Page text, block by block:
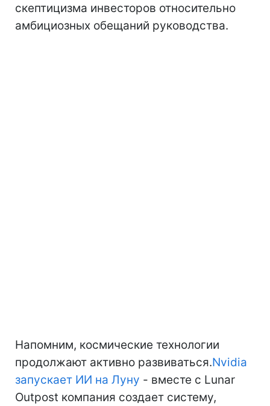
скептицизма инвесторов относительно
амбициозных обещаний руководства.
Напомним, космические технологии
продолжают активно развиваться.Nvidia
запускает ИИ на Луну - вместе с Lunar
Outpost компания создает систему,